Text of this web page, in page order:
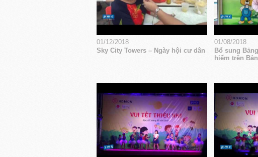
01/12/2018
Sky City Towers – Ngày hội cư dân
01/08/2018
Bổ sung
hiểm trên